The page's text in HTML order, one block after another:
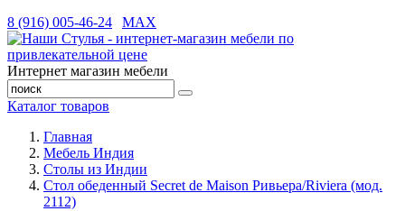
8 (916) 005-46-24
MAX
Интернет магазин мебели
Каталог товаров
Главная
Мебель Индия
Столы из Индии
Стол обеденный Secret de Maison Ривьера/Riviera (мод.
2112)